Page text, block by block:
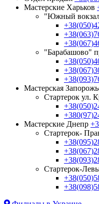
Мастерские Харьков
"Южный
"Барабашово"
Мастерская
Стартерок ул.
Мастерские Днепр
Стартерок-
Стартерок-